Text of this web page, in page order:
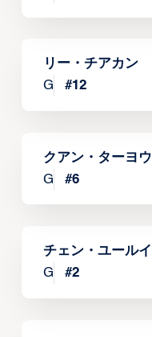
リー・チアカン
G
#12
クアン・ターヨウ
G
#6
チェン・ユールイ
G
#2